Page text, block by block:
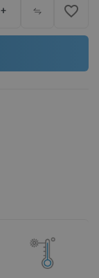
+ favorite_border